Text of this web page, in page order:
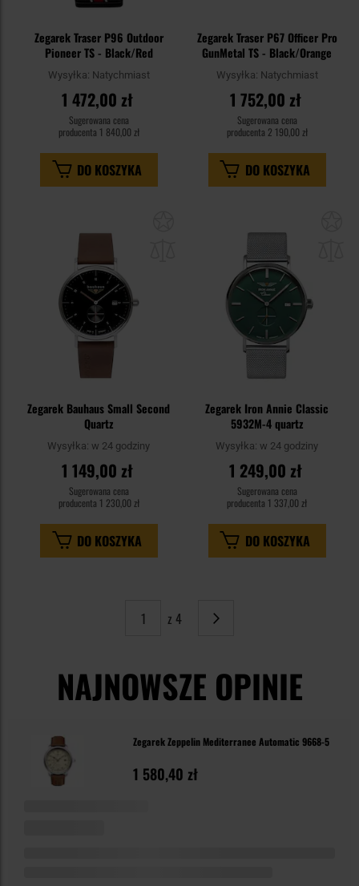
Zegarek Traser P96 Outdoor
Pioneer TS - Black/Red
Wysyłka: Natychmiast
1 472,00 zł
Sugerowana cena
producenta 1 840,00 zł
DO KOSZYKA
Zegarek Traser P67 Officer Pro
GunMetal TS - Black/Orange
Wysyłka: Natychmiast
1 752,00 zł
Sugerowana cena
producenta 2 190,00 zł
DO KOSZYKA
Zegarek Bauhaus Small Second
Quartz
Wysyłka: w 24 godziny
1 149,00 zł
Sugerowana cena
producenta 1 230,00 zł
DO KOSZYKA
Zegarek Iron Annie Classic
5932M-4 quartz
Wysyłka: w 24 godziny
1 249,00 zł
Sugerowana cena
producenta 1 337,00 zł
DO KOSZYKA
z 4
Strona
Następne
NAJNOWSZE OPINIE
Zegarek Zeppelin Mediterranee Automatic 9668-5
1 580,40 zł